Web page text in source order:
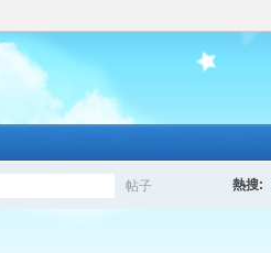
帖子 熱搜: